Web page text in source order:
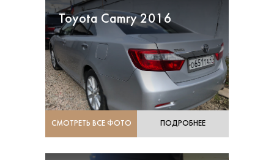
Toyota Camry 2016
СМОТРЕТЬ ВСЕ ФОТО ПОДРОБНЕЕ